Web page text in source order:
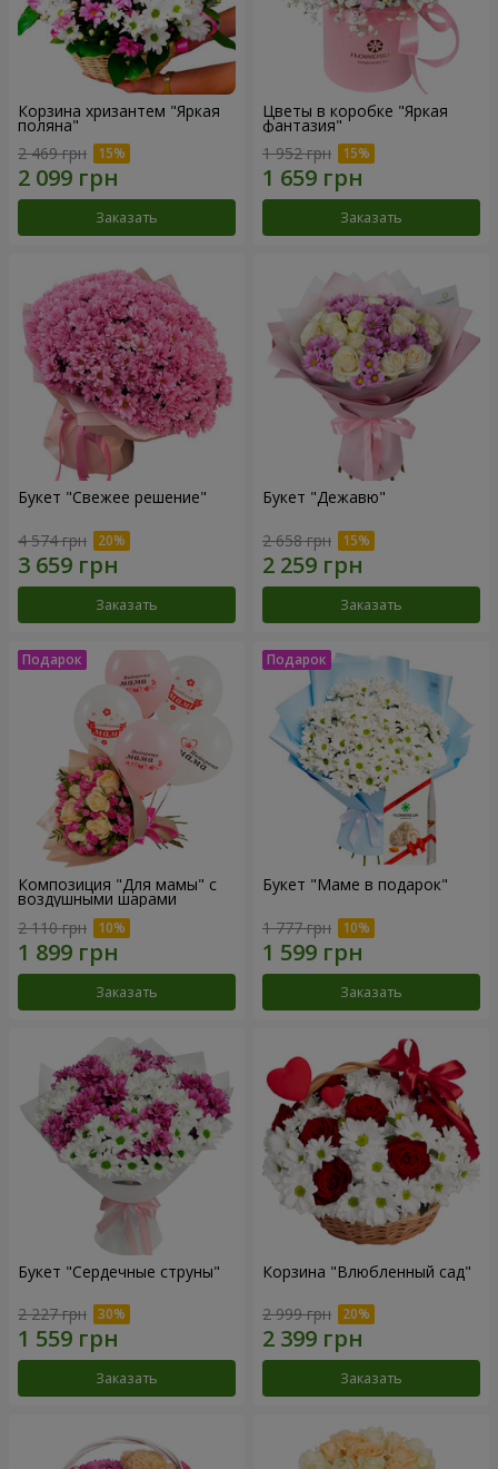
Корзина хризантем "Яркая
поляна"
2 469 грн
Заказать
Цветы в коробке "Яркая
фантазия"
1 952 грн
Заказать
Букет "Свежее решение"
4 574 грн
Заказать
Букет "Дежавю"
2 658 грн
Заказать
Композиция "Для мамы" с
воздушными шарами
2 110 грн
Заказать
Букет "Маме в подарок"
1 777 грн
Заказать
Букет "Сердечные струны"
2 227 грн
Заказать
Корзина "Влюбленный сад"
2 999 грн
Заказать